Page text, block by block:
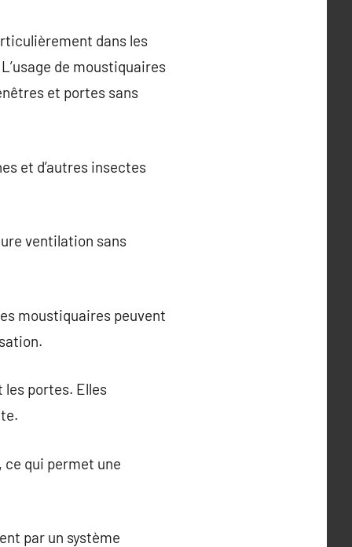
dans les
de moustiquaires
et portes sans
et d’autres insectes
ventilation sans
moustiquaires peuvent
portes. Elles
ce qui permet une
par un système